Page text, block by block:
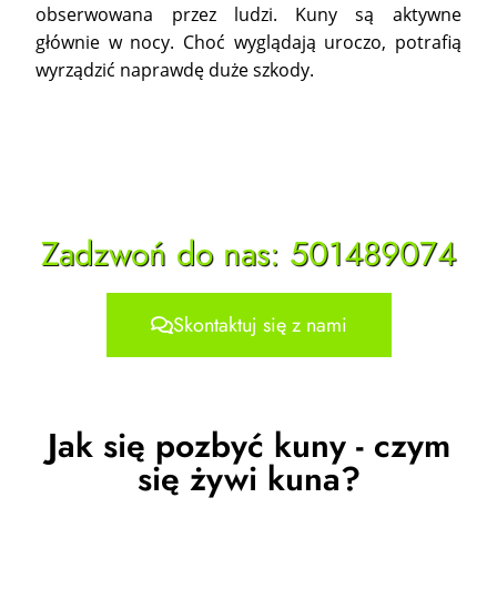
obserwowana przez ludzi. Kuny są aktywne
głównie w nocy. Choć wyglądają uroczo, potrafią
wyrządzić naprawdę duże szkody.
Zadzwoń do nas: 501489074
Skontaktuj się z nami
Jak się pozbyć kuny - czym
się żywi kuna?